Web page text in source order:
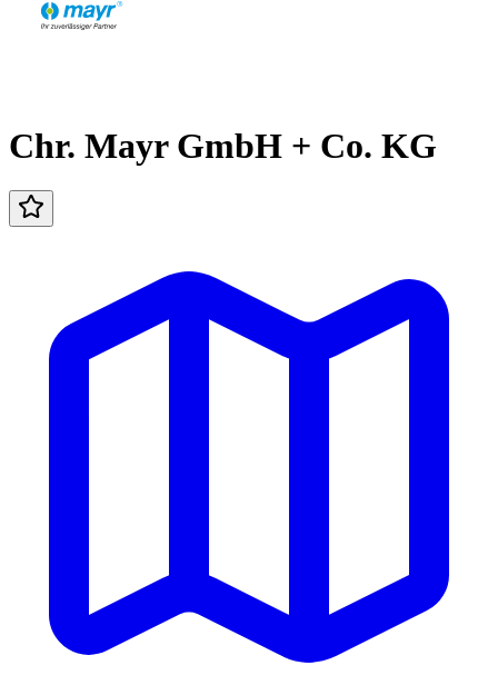
Chr. Mayr GmbH + Co. KG